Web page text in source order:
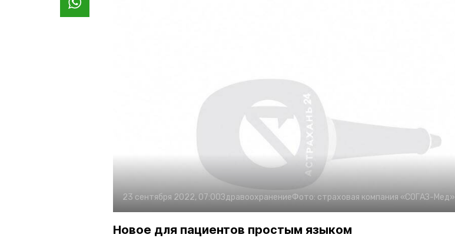
23 сентября 2022, 07:00ЗдравоохранениеФото: страховая компания «СОГАЗ-Мед»
Новое для пациентов простым языком